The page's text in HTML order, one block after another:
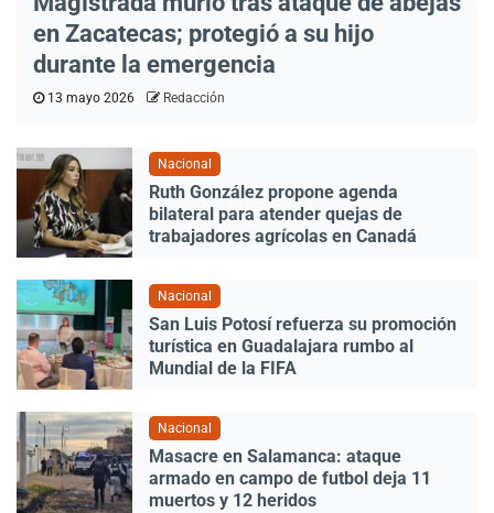
en Zacatecas; protegió a su hijo
durante la emergencia
13 mayo 2026 Redacción
Nacional
Ruth González propone agenda
bilateral para atender quejas de
trabajadores agrícolas en Canadá
Nacional
San Luis Potosí refuerza su promoción
turística en Guadalajara rumbo al
Mundial de la FIFA
Nacional
Masacre en Salamanca: ataque
armado en campo de futbol deja 11
muertos y 12 heridos